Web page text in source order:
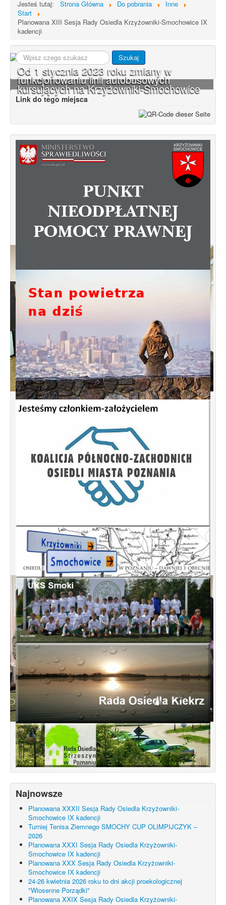
Od 1 stycznia 2023 roku zmiany w
funkcjonowaniu linii autobusowych
kursujących na Krzyżowniki-Smochowice
Spotkanie informacyjne w sprawie
budowy ulic Łebska, Łagowska,
Konsultacje dotyczące terenu
Smochowice Południe w rejonie ulic
położonych pomiędzy Wejherowską,
Starogardzką, Pniewską, Pelplińską.
Jesteś tutaj: Strona Główna Do pobrania
Inne
Start
Planowana XIII Sesja Rady Osiedla Krzyżowniki-Smochowice IX
kadencji
Szukaj... Szukaj
Link do tego miejsca
Najnowsze
Planowana XXXII Sesja Rady Osiedla Krzyżowniki-
Smochowice IX kadencji
Turniej Tenisa Ziemnego SMOCHY CUP OLIMPIJCZYK –
2026
Planowana XXXI Sesja Rady Osiedla Krzyżowniki-
Smochowice IX kadencji
Planowana XXX Sesja Rady Osiedla Krzyżowniki-
Smochowice IX kadencji
24-26 kwietnia 2026 roku to dni akcji proekologicznej
"Wiosenne Porządki"
Planowana XXIX Sesja Rady Osiedla Krzyżowniki-